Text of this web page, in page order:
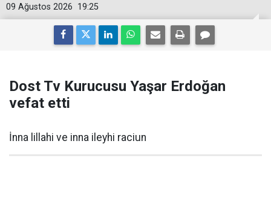
19:25
09 Ağustos 2026
Dost Tv Kurucusu Yaşar Erdoğan
vefat etti
İnna lillahi ve inna ileyhi raciun